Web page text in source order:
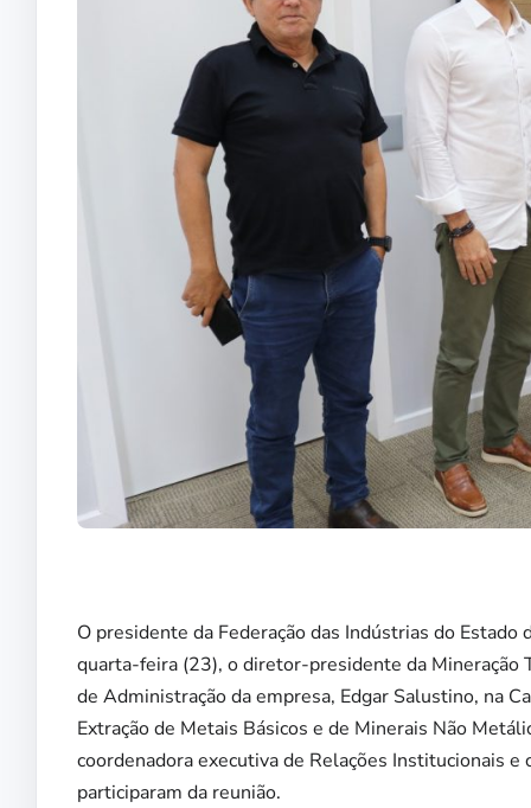
O presidente da Federação das Indústrias do
quarta-feira (23), o diretor-presidente da Mineração
de Administração da empresa, Edgar Salustino, na
Extração de Metais Básicos e de Minerais Não
coordenadora executiva de Relações Institucionais
participaram da reunião.